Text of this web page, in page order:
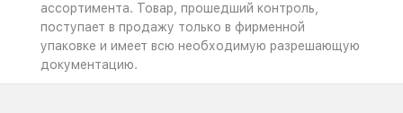
ассортимента. Товар, прошедший контроль,
поступает в продажу только в фирменной
упаковке и имеет всю необходимую разрешающую
документацию.